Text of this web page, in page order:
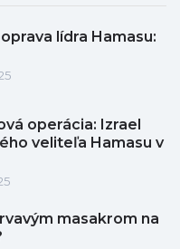
lídra Hamasu:
operácia: Izrael
veliteľa Hamasu v
masakrom na